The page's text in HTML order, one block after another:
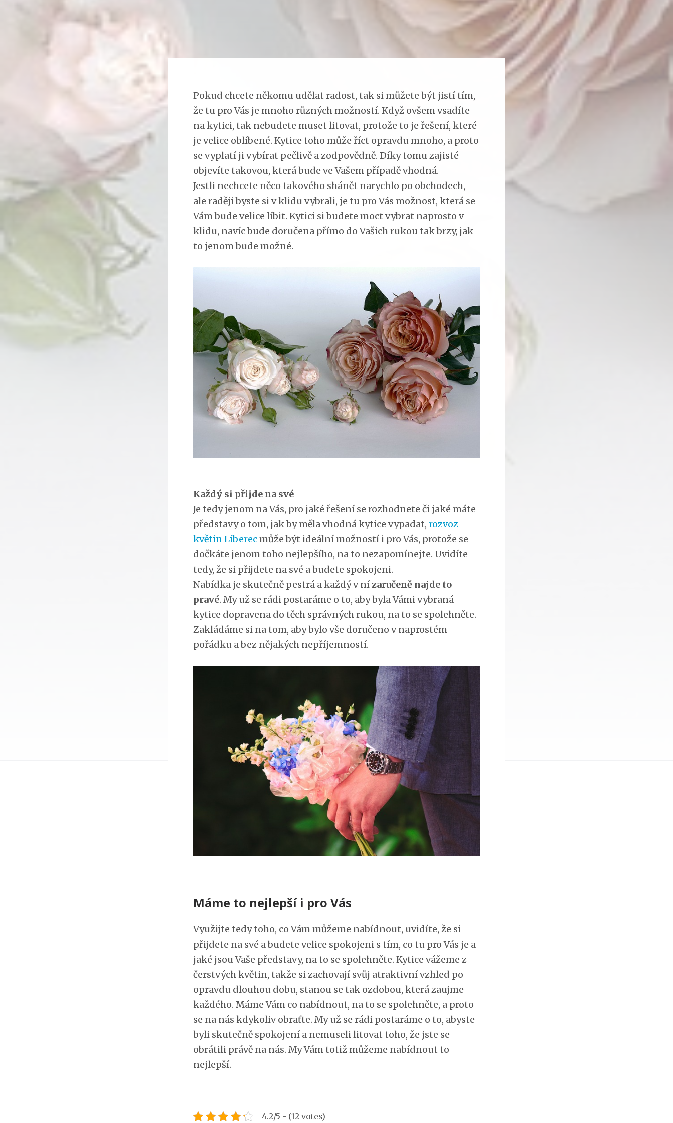
Pokud chcete někomu udělat radost, tak si můžete být jistí tím,
že tu pro Vás je mnoho různých možností. Když ovšem vsadíte
na kytici, tak nebudete muset litovat, protože to je řešení, které
je velice oblíbené. Kytice toho může říct opravdu mnoho, a proto
se vyplatí ji vybírat pečlivě a zodpovědně. Díky tomu zajisté
objevíte takovou, která bude ve Vašem případě vhodná.
Jestli nechcete něco takového shánět narychlo po obchodech,
ale raději byste si v klidu vybrali, je tu pro Vás možnost, která se
Vám bude velice líbit. Kytici si budete moct vybrat naprosto v
klidu, navíc bude doručena přímo do Vašich rukou tak brzy, jak
to jenom bude možné.
Každý si přijde na své
Je tedy jenom na Vás, pro jaké řešení se rozhodnete či jaké máte
představy o tom, jak by měla vhodná kytice vypadat, rozvoz
květin Liberecmůže být ideální možností i pro Vás, protože se
dočkáte jenom toho nejlepšího, na to nezapomínejte. Uvidíte
tedy, že si přijdete na své a budete spokojeni.
Nabídka je skutečně pestrá a každý v nízaručeně najde to
pravé. My už se rádi postaráme o to, aby byla Vámi vybraná
kytice dopravena do těch správných rukou, na to se spolehněte.
Zakládáme si na tom, aby bylo vše doručeno v naprostém
pořádku a bez nějakých nepříjemností.
Máme to nejlepší i pro Vás
Využijte tedy toho, co Vám můžeme nabídnout, uvidíte, že si
přijdete na své a budete velice spokojeni s tím, co tu pro Vás je a
jaké jsou Vaše představy, na to se spolehněte. Kytice vážeme z
čerstvých květin, takže si zachovají svůj atraktivní vzhled po
opravdu dlouhou dobu, stanou se tak ozdobou, která zaujme
každého. Máme Vám co nabídnout, na to se spolehněte, a proto
se na nás kdykoliv obraťte. My už se rádi postaráme o to, abyste
byli skutečně spokojení a nemuseli litovat toho, že jste se
obrátili právě na nás. My Vám totiž můžeme nabídnout to
nejlepší.
4.2/5 - (12 votes)